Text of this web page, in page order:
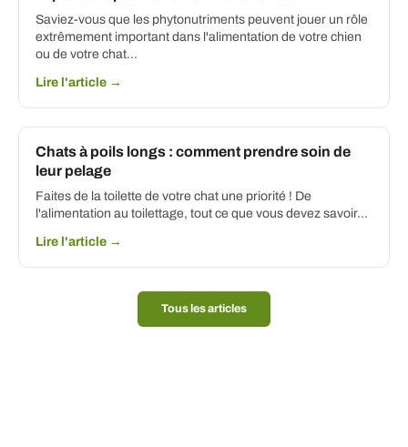
Saviez-vous que les phytonutriments peuvent jouer un rôle
extrêmement important dans l'alimentation de votre chien
ou de votre chat…
Lire l'article →
Chats à poils longs : comment prendre soin de
leur pelage
Faites de la toilette de votre chat une priorité ! De
l'alimentation au toilettage, tout ce que vous devez savoir...
Lire l'article →
Tous les articles